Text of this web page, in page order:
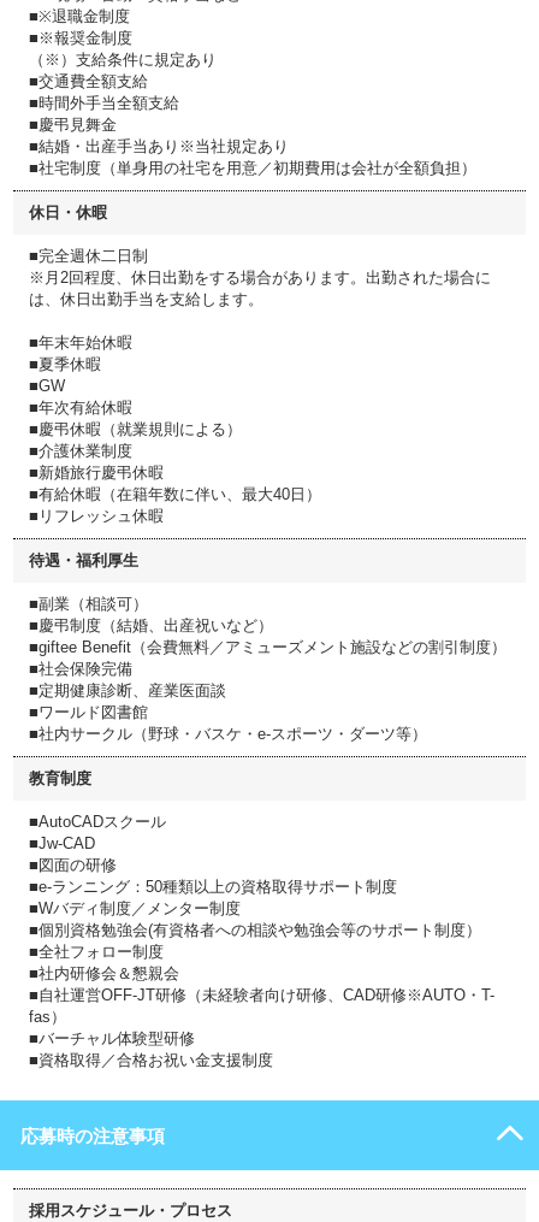
■※退職金制度
■※報奨金制度
（※）支給条件に規定あり
■交通費全額支給
■時間外手当全額支給
■慶弔見舞金
■結婚・出産手当あり※当社規定あり
■社宅制度（単身用の社宅を用意／初期費用は会社が全額負担）
休日・休暇
■完全週休二日制
※月2回程度、休日出勤をする場合があります。出勤された場合に
は、休日出勤手当を支給します。
■年末年始休暇
■夏季休暇
■GW
■年次有給休暇
■慶弔休暇（就業規則による）
■介護休業制度
■新婚旅行慶弔休暇
■有給休暇（在籍年数に伴い、最大40日）
■リフレッシュ休暇
待遇・福利厚生
■副業（相談可）
■慶弔制度（結婚、出産祝いなど）
■giftee Benefit（会費無料／アミューズメント施設などの割引制度）
■社会保険完備
■定期健康診断、産業医面談
■ワールド図書館
■社内サークル（野球・バスケ・e-スポーツ・ダーツ等）
教育制度
■AutoCADスクール
■Jw‐CAD
■図面の研修
■e-ランニング：50種類以上の資格取得サポート制度
■Wバディ制度／メンター制度
■個別資格勉強会(有資格者への相談や勉強会等のサポート制度）
■全社フォロー制度
■社内研修会＆懇親会
■自社運営OFF-JT研修（未経験者向け研修、CAD研修※AUTO・T-
fas）
■バーチャル体験型研修
■資格取得／合格お祝い金支援制度
応募時の注意事項
採用スケジュール・プロセス